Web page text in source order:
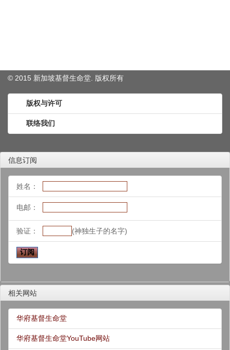
© 2015 新加坡基督生命堂. 版权所有
版权与许可
联络我们
信息订阅
姓名：
电邮：
验证： (神独生子的名字)
相关网站
华府基督生命堂
华府基督生命堂YouTube网站